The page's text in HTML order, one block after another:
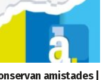
amistades |